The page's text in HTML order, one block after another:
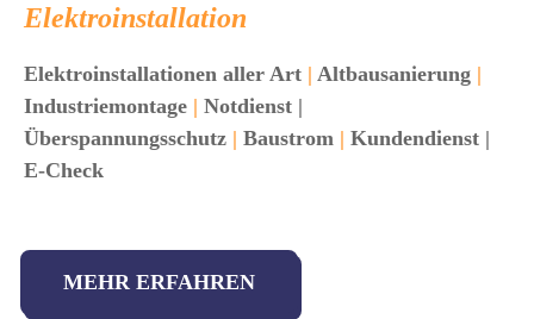
Elektroinstallation
Elektroinstallationen aller Art | Altbausanierung |
Industriemontage | Notdienst |
Überspannungsschutz | Baustrom | Kundendienst |
E-Check
MEHR ERFAHREN